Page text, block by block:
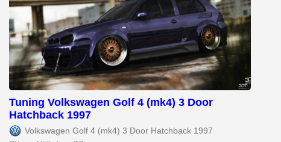
Tuning Volkswagen Golf 4 (mk4) 3 Door
Hatchback 1997
Volkswagen Golf 4 (mk4) 3 Door Hatchback 1997